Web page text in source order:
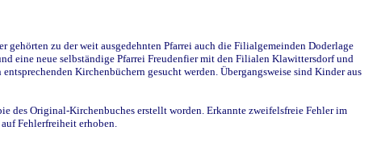
zu der weit ausgedehnten Pfarrei auch die Filialgemeinden Doderlage
eine neue selbständige Pfarrei Freudenfier mit den Filialen Klawittersdorf und
Kirchenbüchern gesucht werden. Übergangsweise sind Kinder aus
des Original-Kirchenbuches erstellt worden. Erkannte zweifelsfreie Fehler im
Fehlerfreiheit erhoben.